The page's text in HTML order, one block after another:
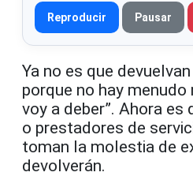
Reproducir Pausar
Ya no es que
porque no hay menudo
voy a deber”. Ahora es
o prestadores de
toman la molestia de
devolverán.